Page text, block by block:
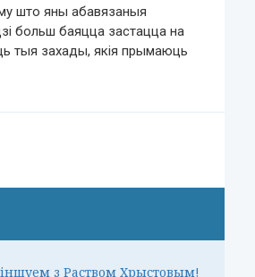
што яны абавязаныя
больш баяцца застацца на
тыя захады, якія прымаюць
з Раством Хрыстовым!